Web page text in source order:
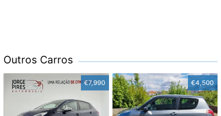
Outros Carros
€7,990 €4,500